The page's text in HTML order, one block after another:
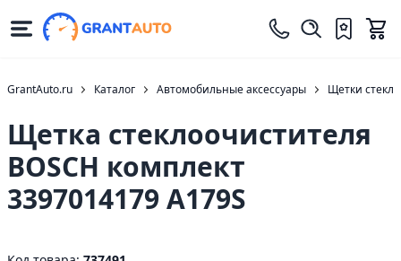
GrantAuto.ru Каталог Автомобильные аксессуары Щетки
Щетка стеклоочистителя
BOSCH комплект
3397014179 A179S